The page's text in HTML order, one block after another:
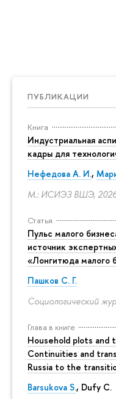
ПУБЛИКАЦИИ
Книга
Индустриальная
кадры для
Нефедова А. И.,
М.: ИСИЭЗ ВШЭ,
Статья
Пульс малого
источник
«Лонгитюда
Пашков С. Г.
Социологический
Глава в книге
Household plots and
Continuities and
Russia to the
Barsukova S., Dufy C.